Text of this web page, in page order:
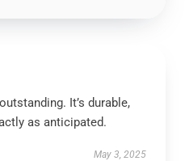
It’s durable,
as anticipated.
May 3, 2025